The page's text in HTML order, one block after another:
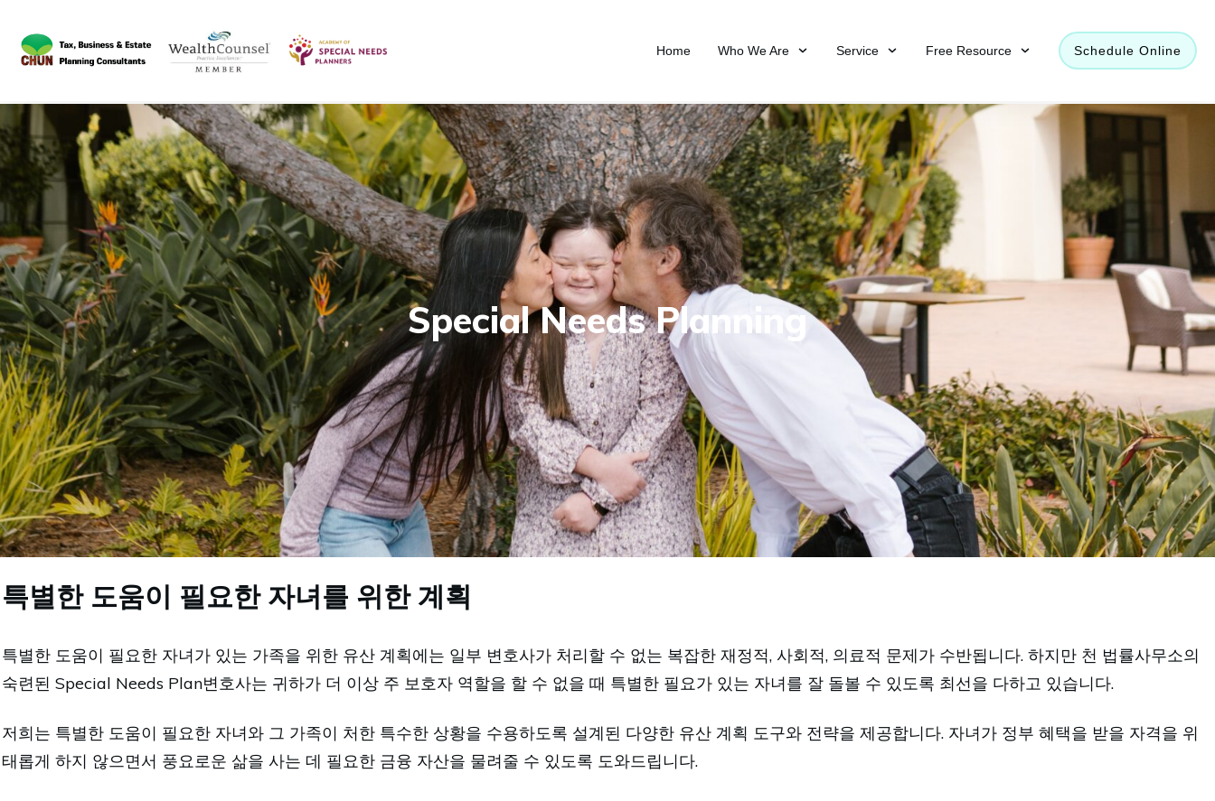
Home Who We Are Service Free Resource Schedule Online
Special Needs Planning
특별한 도움이 필요한 자녀를 위한 계획
특별한 도움이 필요한 자녀가 있는 가족을 위한 유산 계획에는 일부 변호사가 처리할 수 없는 복잡한 재정적, 사회적, 의료적 문제가 수반됩니다. 하지만 천 법률사무소의
숙련된 Special Needs Plan변호사는 귀하가 더 이상 주 보호자 역할을 할 수 없을 때 특별한 필요가 있는 자녀를 잘 돌볼 수 있도록 최선을 다하고 있습니다.
저희는 특별한 도움이 필요한 자녀와 그 가족이 처한 특수한 상황을 수용하도록 설계된 다양한 유산 계획 도구와 전략을 제공합니다. 자녀가 정부 혜택을 받을 자격을 위
태롭게 하지 않으면서 풍요로운 삶을 사는 데 필요한 금융 자산을 물려줄 수 있도록 도와드립니다.